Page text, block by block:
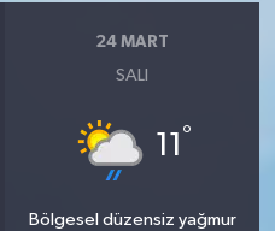
24 MART
SALI
11 °
Bölgesel düzensiz yağmur